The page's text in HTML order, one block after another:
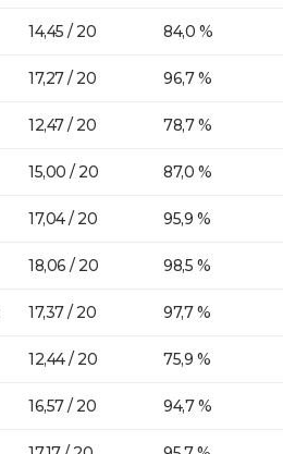
14,45 / 20 84,0 %
17,27 / 20 96,7 %
12,47 / 20 78,7 %
15,00 / 20 87,0 %
17,04 / 20 95,9 %
18,06 / 20 98,5 %
17,37 / 20 97,7 %
12,44 / 20 75,9 %
16,57 / 20 94,7 %